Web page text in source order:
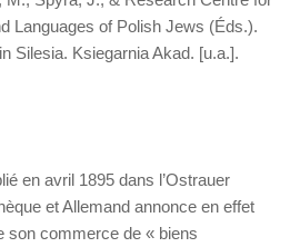
Languages of Polish Jews (Éds.).
Silesia. Ksiegarnia Akad. [u.a.].
en avril 1895 dans l’Ostrauer
et Allemand annonce en effet
son commerce de « biens